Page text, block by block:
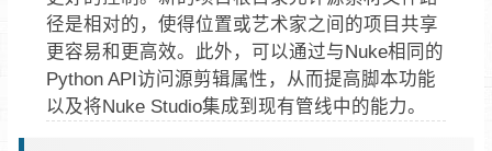
径是相对的，使得位置或艺术家之间的项目共享
更容易和更高效。此外，可以通过与Nuke相同的
Python API访问源剪辑属性，从而提高脚本功能
以及将Nuke Studio集成到现有管线中的能力。